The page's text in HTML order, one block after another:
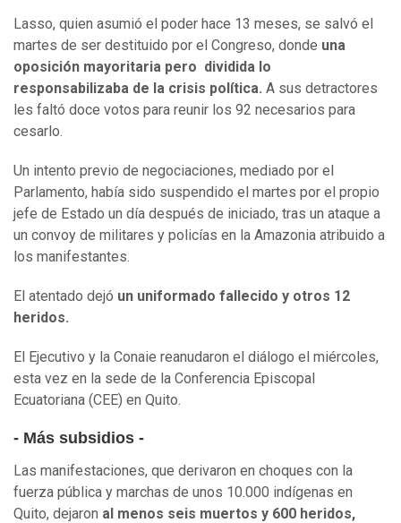
Lasso, quien asumió el poder hace 13 meses, se salvó el
martes de ser destituido por el Congreso, donde una
oposición mayoritaria pero dividida lo
responsabilizaba de la crisis política. A sus detractores
les faltó doce votos para reunir los 92 necesarios para
cesarlo.
Un intento previo de negociaciones, mediado por el
Parlamento, había sido suspendido el martes por el propio
jefe de Estado un día después de iniciado, tras un ataque a
un convoy de militares y policías en la Amazonia atribuido a
los manifestantes.
El atentado dejó un uniformado fallecido y otros 12
heridos.
El Ejecutivo y la Conaie reanudaron el diálogo el miércoles,
esta vez en la sede de la Conferencia Episcopal
Ecuatoriana (CEE) en Quito.
- Más subsidios -
Las manifestaciones, que derivaron en choques con la
fuerza pública y marchas de unos 10.000 indígenas en
Quito, dejaron al menos seis muertos y 600 heridos,